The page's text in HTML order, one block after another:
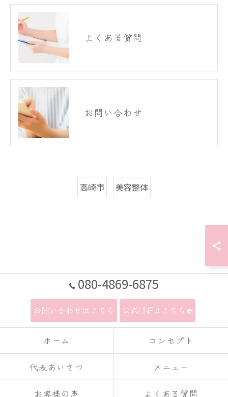
よくある質問
お問い合わせ
高崎市 美容整体
080-4869-6875
お問い合わせはこちら 公式LINEはこちら
ホーム コンセプト
代表あいさつ メニュー
お客様の声 よくある質問